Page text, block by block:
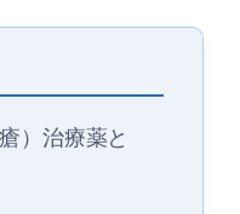
）治療薬と